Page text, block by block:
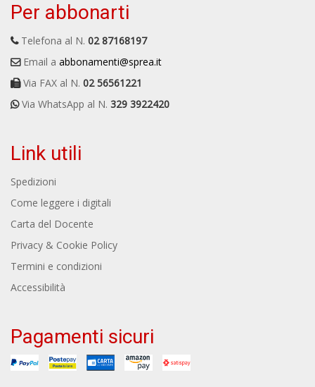
Per abbonarti
Telefona al N. 02 87168197
Email a abbonamenti@sprea.it
Via FAX al N. 02 56561221
Via WhatsApp al N. 329 3922420
Link utili
Spedizioni
Come leggere i digitali
Carta del Docente
Privacy & Cookie Policy
Termini e condizioni
Accessibilità
Pagamenti sicuri